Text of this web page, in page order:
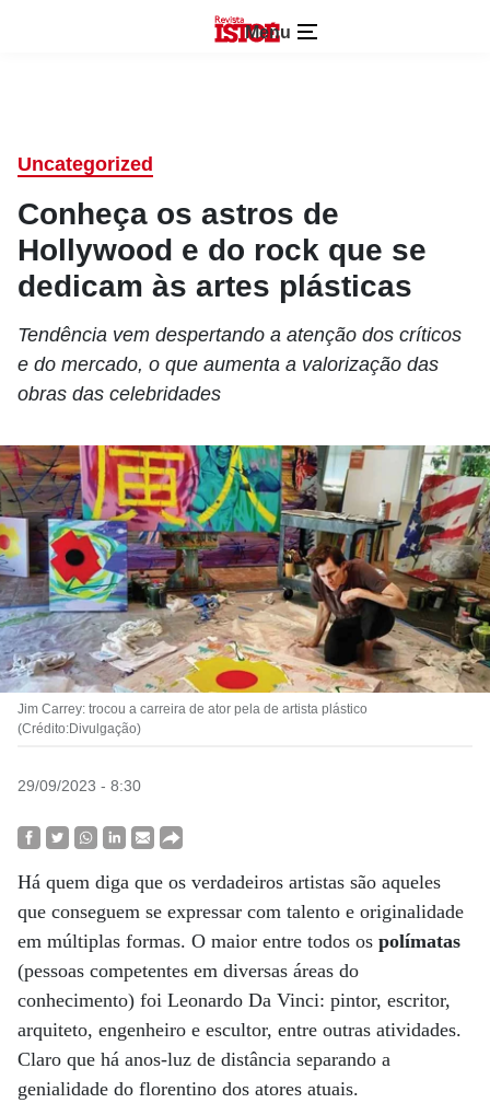
Menu
Uncategorized
Conheça os astros de
Hollywood e do rock que se
dedicam às artes plásticas
Tendência vem despertando a atenção dos críticos
e do mercado, o que aumenta a valorização das
obras das celebridades
Jim Carrey: trocou a carreira de ator pela de artista plástico
(Crédito:Divulgação)
29/09/2023 - 8:30
Há quem diga que os verdadeiros artistas são aqueles
que conseguem se expressar com talento e originalidade
em múltiplas formas. O maior entre todos os polímatas
(pessoas competentes em diversas áreas do
conhecimento) foi Leonardo Da Vinci: pintor, escritor,
arquiteto, engenheiro e escultor, entre outras atividades.
Claro que há anos-luz de distância separando a
genialidade do florentino dos atores atuais.